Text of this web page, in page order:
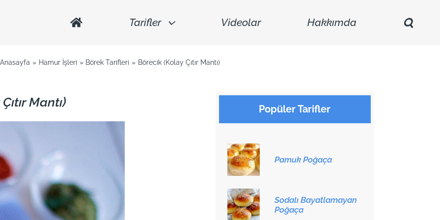
Tarifler Videolar Hakkımda
Anasayfa Hamur İşleri Börek Tarifleri Börecik (Kolay Çıtır Mantı)
Mantı) Popüler Tarifler
Pamuk Poğaça
Sodalı Bayatlamayan
Poğaça